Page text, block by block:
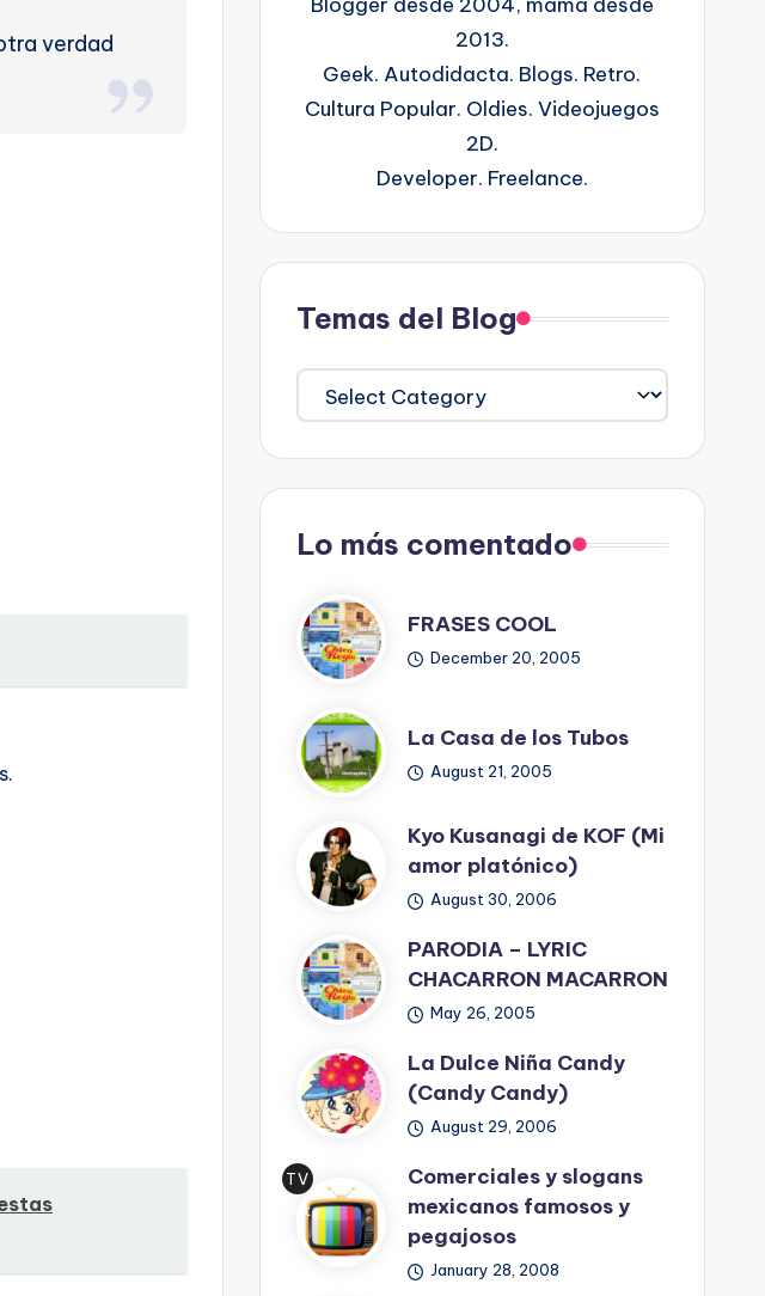
verdad
Blogger desde 2004, mamá desde
2013.
Geek. Autodidacta. Blogs. Retro.
Cultura Popular. Oldies. Videojuegos
2D.
Developer. Freelance.
Temas del Blog
Temas
del
Blog
Lo más comentado
FRASES COOL
December 20, 2005
La Casa de los Tubos
August 21, 2005
Kyo Kusanagi de KOF (Mi
amor platónico)
August 30, 2006
PARODIA – LYRIC
CHACARRON MACARRON
May 26, 2005
La Dulce Niña Candy
(Candy Candy)
August 29, 2006
TV
Ret
ro
Comerciales y slogans
mexicanos famosos y
pegajosos
January 28, 2008